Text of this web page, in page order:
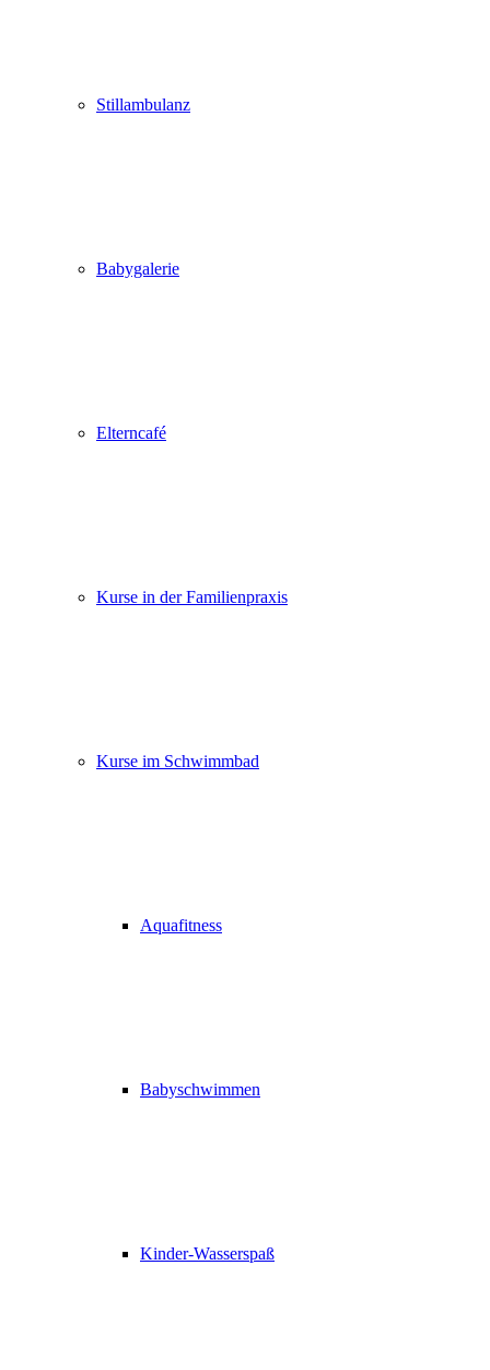
Stillambulanz
Babygalerie
Elterncafé
Kurse in der Familienpraxis
Kurse im Schwimmbad
Aquafitness
Babyschwimmen
Kinder-Wasserspaß